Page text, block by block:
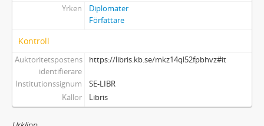
Yrken
Diplomater
Författare
Kontroll
Auktoritetspostens
identifierare
https://libris.kb.se/mkz14ql52fpbhvz#it
Institutionssignum
SE-LIBR
Källor
Libris